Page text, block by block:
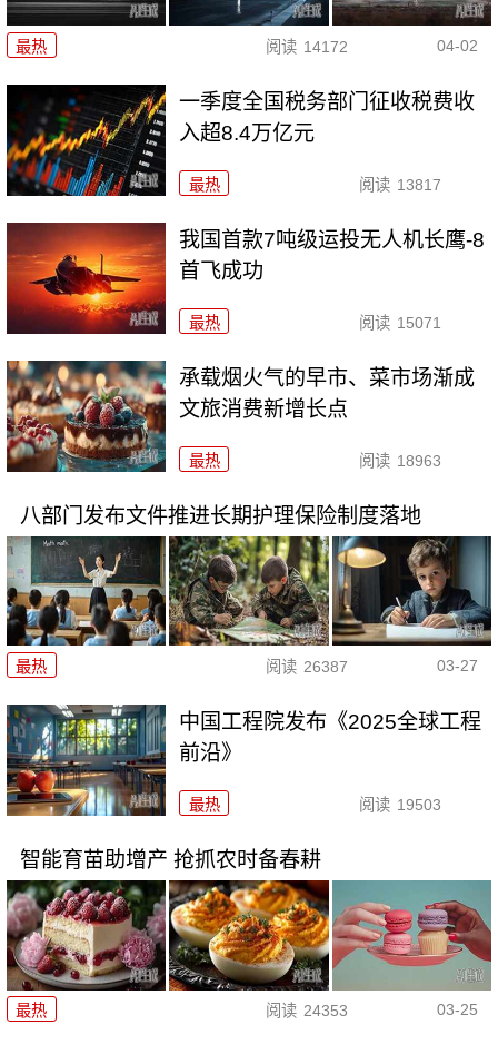
最热 阅读 14172 04-02
一季度全国税务部门征收税费收
入超8.4万亿元
最热 阅读 13817
我国首款7吨级运投无人机长鹰-8
首飞成功
最热 阅读 15071
承载烟火气的早市、菜市场渐成
文旅消费新增长点
最热 阅读 18963
八部门发布文件推进长期护理保险制度落地
最热 阅读 26387 03-27
中国工程院发布《2025全球工程
前沿》
最热 阅读 19503
智能育苗助增产 抢抓农时备春耕
最热 阅读 24353 03-25